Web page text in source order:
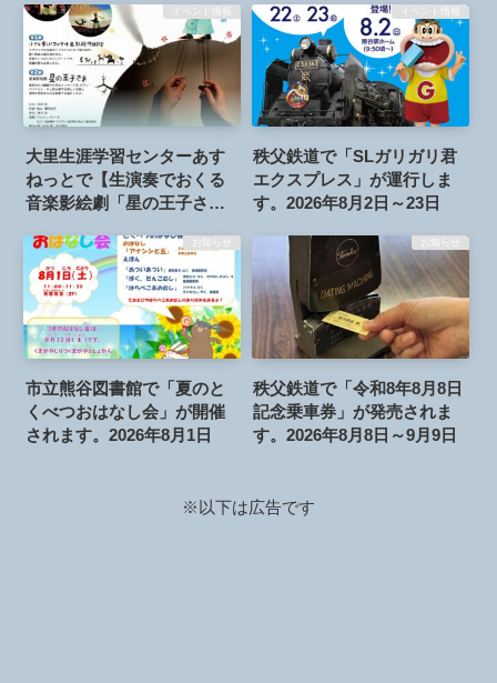
す。2026年8月28日～30日
イベント情報
大里生涯学習センターあす
ねっとで【生演奏でおくる
音楽影絵劇「星の王子さ
す。2026年8月8日
イベント情報
秩父鉄道で「SLガリガリ君
エクスプレス」が運行しま
す。2026年8月2日～23日
お知らせ
市立熊谷図書館で「夏のと
くべつおはなし会」が開催
されます。2026年8月1日
お知らせ
秩父鉄道で「令和8年8月8日
記念乗車券」が発売されま
す。2026年8月8日～9月9日
※以下は広告です